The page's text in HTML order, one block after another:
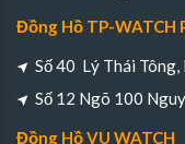
Đồng Hồ TP-WATCH
Số 40 Lý Thái Tông,
Số 12 Ngõ 100
Đồng Hồ VU WATCH